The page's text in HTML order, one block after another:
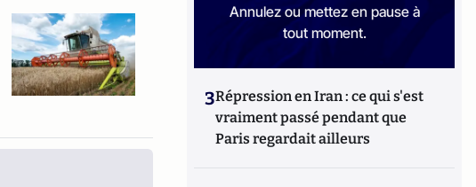
Annulez ou mettez en pause à
tout moment.
3Répression en Iran : ce qui s'est
vraiment passé pendant que
Paris regardait ailleurs